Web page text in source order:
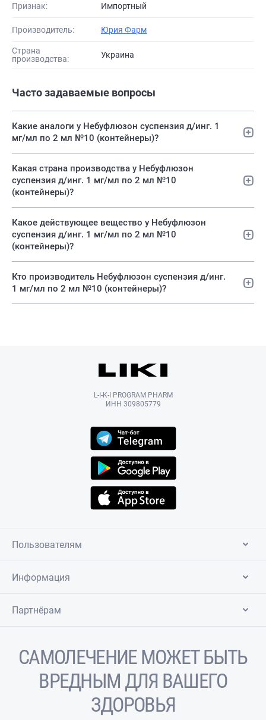
Признак: Импортный
Производитель: Юрия Фарм
Страна
производства:
Украина
Часто задаваемые вопросы
Какие аналоги у Небуфлюзон суспензия д/инг. 1
мг/мл по 2 мл №10 (контейнеры)?
Какая страна производства у Небуфлюзон
суспензия д/инг. 1 мг/мл по 2 мл №10
(контейнеры)?
Какое действующее вещество у Небуфлюзон
суспензия д/инг. 1 мг/мл по 2 мл №10
(контейнеры)?
Кто производитель Небуфлюзон суспензия д/инг.
1 мг/мл по 2 мл №10 (контейнеры)?
L-I-K-I PROGRAM PHARM
ИНН 309805779
Пользователям
Информация
Партнёрам
САМОЛЕЧЕНИЕ МОЖЕТ БЫТЬ
ВРЕДНЫМ ДЛЯ ВАШЕГО
ЗДОРОВЬЯ